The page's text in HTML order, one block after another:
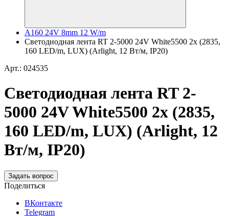
A160 24V 8mm 12 W/m
Светодиодная лента RT 2-5000 24V White5500 2x (2835,
160 LED/m, LUX) (Arlight, 12 Вт/м, IP20)
Арт.: 024535
Светодиодная лента RT 2-
5000 24V White5500 2x (2835,
160 LED/m, LUX) (Arlight, 12
Вт/м, IP20)
Задать вопрос
Поделиться
ВКонтакте
Telegram